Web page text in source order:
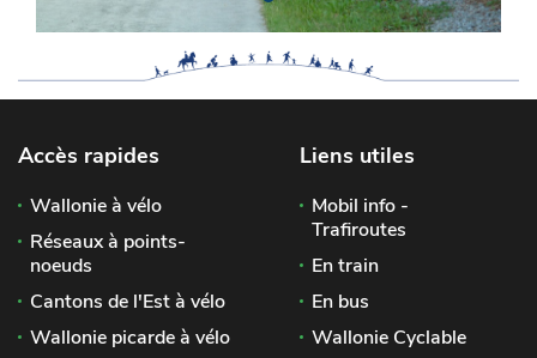
Accès rapides
Wallonie à vélo
Réseaux à points-
noeuds
Cantons de l'Est à vélo
Wallonie picarde à vélo
Liens utiles
Mobil info -
Trafiroutes
En train
En bus
Wallonie Cyclable